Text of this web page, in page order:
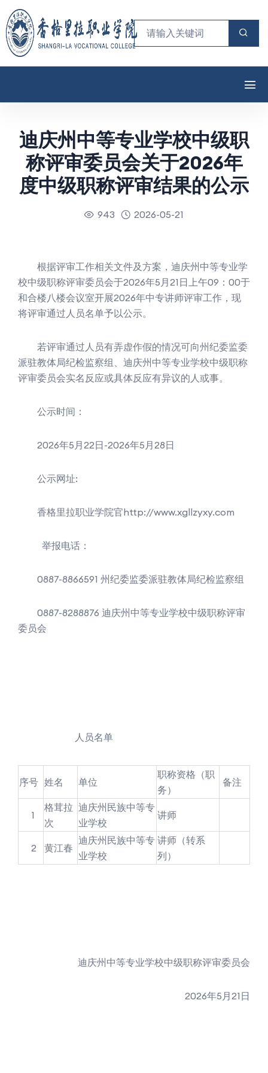
迪庆州中等专业学校中级职
称评审委员会关于2026年
度中级职称评审结果的公示
943 2026-05-21
根据评审工作相关文件及方案，迪庆州中等专业学
校中级职称评审委员会于2026年5月21日上午09：00于
和合楼八楼会议室开展2026年中专讲师评审工作，现
将评审通过人员名单予以公示。
若评审通过人员有弄虚作假的情况可向州纪委监委
派驻教体局纪检监察组、迪庆州中等专业学校中级职称
评审委员会实名反应或具体反应有异议的人或事。
公示时间：
2026年5月22日-2026年5月28日
公示网址:
香格里拉职业学院官http://www.xgllzyxy.com
举报电话：
0887-8866591 州纪委监委派驻教体局纪检监察组
0887-8288876 迪庆州中等专业学校中级职称评审
委员会
人员名单
序号 姓名 单位
职称资格（职
务）
备注
1
格茸拉
次
迪庆州民族中等专
业学校
讲师
2 黄江春
迪庆州民族中等专
业学校
讲师（转系
列）
迪庆州中等专业学校中级职称评审委员会
2026年5月21日